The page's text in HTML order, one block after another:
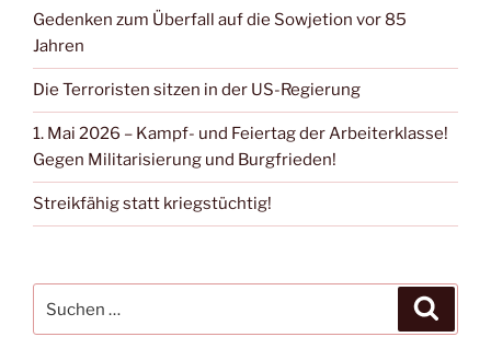
Gedenken zum Überfall auf die Sowjetion vor 85
Jahren
Die Terroristen sitzen in der US-Regierung
1. Mai 2026 – Kampf- und Feiertag der Arbeiterklasse!
Gegen Militarisierung und Burgfrieden!
Streikfähig statt kriegstüchtig!